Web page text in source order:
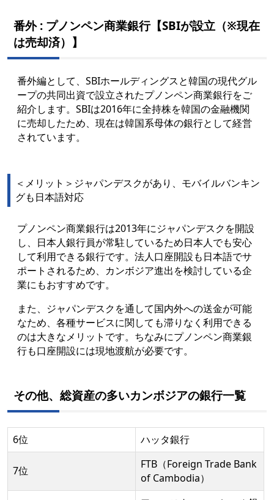
番外 : プノンペン商業銀行【SBIが設立（※現在
は売却済）】
番外編として、SBIホールディングスと韓国の現代グル
ープの共同出資で設立されたプノンペン商業銀行をご
紹介します。SBIは2016年に全持株を韓国の金融機関
に売却したため、現在は韓国系母体の銀行として経営
されています。
＜メリット＞ジャパンデスクがあり、モバイルバンキン
グも日本語対応
プノンペン商業銀行は2013年にジャパンデスクを開設
し、日本人銀行員が常駐しているため日本人でも安心
して利用できる銀行です。法人口座開設も日本語でサ
ポートされるため、カンボジア進出を検討している企
業にもおすすめです。
また、ジャパンデスクを通して国内外への送金が可能
なため、各種サービスに関しても滞りなく利用できる
のは大きなメリット です。 ちなみにプノンペン商業銀
行も口座開設には現地渡航が必要です。
その他、総資産の多いカンボジアの銀行一覧
6位 ハッタ銀行
7位
FTB（Foreign Trade Bank
of Cambodia）